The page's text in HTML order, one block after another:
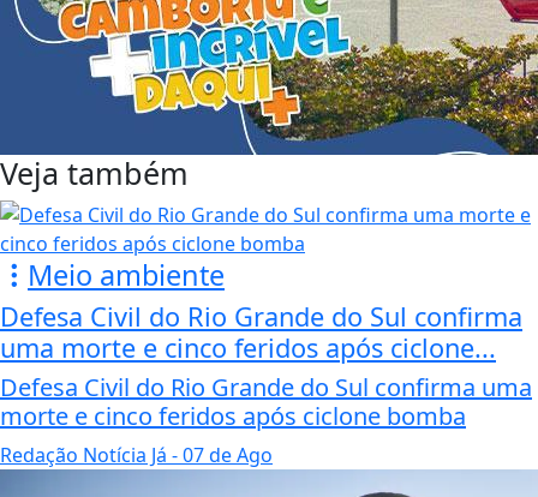
Veja também
Meio ambiente
Defesa Civil do Rio Grande do Sul confirma
uma morte e cinco feridos após ciclone...
Defesa Civil do Rio Grande do Sul confirma uma
morte e cinco feridos após ciclone bomba
Redação Notícia Já - 07 de Ago